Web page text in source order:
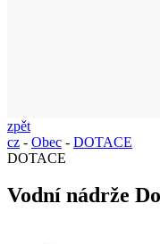
zpět
cz - Obec - DOTACE
DOTACE
Vodní nádrže